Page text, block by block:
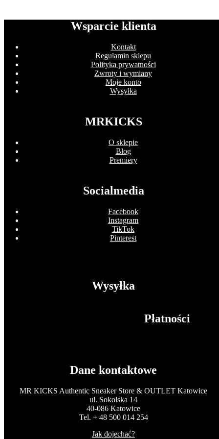
Wsparcie klienta
Kontakt
Regulamin sklepu
Polityka prywatności
Zwroty i wymiany
Moje konto
Wysyłka
MRKICKS
O sklepie
Blog
Premiery
Socialmedia
Facebook
Instagram
TikTok
Pinterest
Wysyłka
Płatności
Dane kontaktowe
MR KICKS Authentic Sneaker Store & OUTLET Katowice
ul. Sokolska 14
40-086 Katowice
Tel. + 48 500 014 254
Jak dojechać?